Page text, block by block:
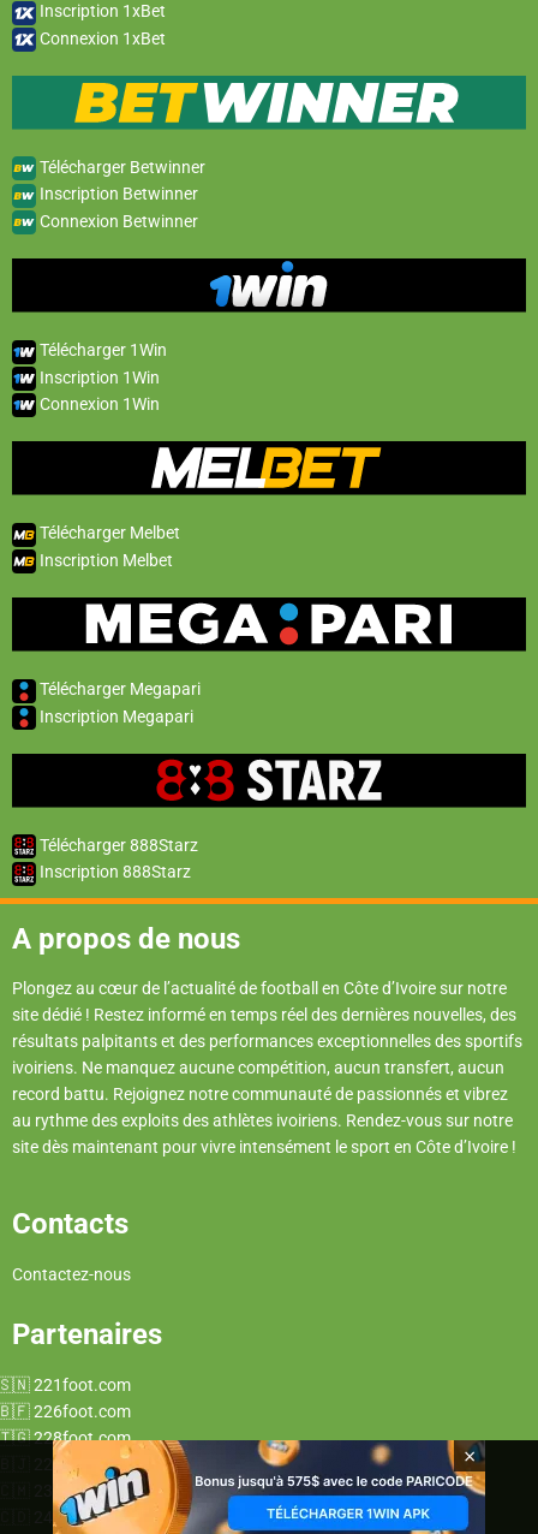
Inscription 1xBet
Connexion 1xBet
Télécharger Betwinner
Inscription Betwinner
Connexion Betwinner
Télécharger 1Win
Inscription 1Win
Connexion 1Win
Télécharger Melbet
Inscription Melbet
Télécharger Megapari
Inscription Megapari
Télécharger 888Starz
Inscription 888Starz
A propos de nous
Plongez au cœur de l’actualité de football en Côte d’Ivoire sur notre
site dédié ! Restez informé en temps réel des dernières nouvelles, des
résultats palpitants et des performances exceptionnelles des sportifs
ivoiriens. Ne manquez aucune compétition, aucun transfert, aucun
record battu. Rejoignez notre communauté de passionnés et vibrez
au rythme des exploits des athlètes ivoiriens. Rendez-vous sur notre
site dès maintenant pour vivre intensément le sport en Côte d’Ivoire !
Contacts
Contactez-nous
Partenaires
221foot.com
226foot.com
228foot.com
229foot.com
237foot.com
243foot.com
×